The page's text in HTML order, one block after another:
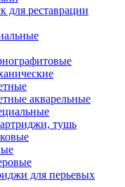
для реставрации
акварельные
тушь
для перьевых